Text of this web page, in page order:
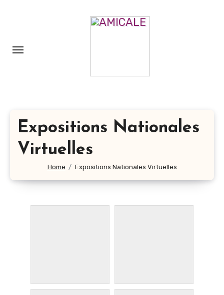
principal
Expositions Nationales
Virtuelles
Home Expositions Nationales Virtuelles